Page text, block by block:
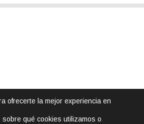
ofrecerte la mejor experiencia en
qué cookies utilizamos o